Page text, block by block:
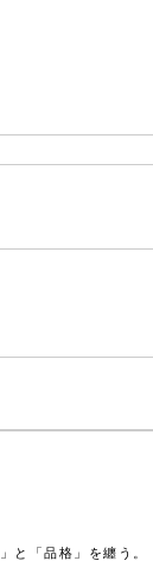
と「品格」を纏う。